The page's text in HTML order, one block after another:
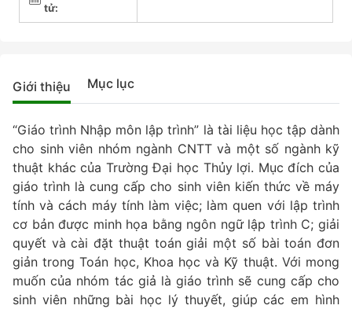
tử:
Giới thiệu Mục lục
“Giáo trình Nhập môn lập trình” là tài liệu học tập dành
cho sinh viên nhóm ngành CNTT và một số ngành kỹ
thuật khác của Trường Đại học Thủy lợi. Mục đích của
giáo trình là cung cấp cho sinh viên kiến thức về máy
tính và cách máy tính làm việc; làm quen với lập trình
cơ bản được minh họa bằng ngôn ngữ lập trình C; giải
quyết và cài đặt thuật toán giải một số bài toán đơn
giản trong Toán học, Khoa học và Kỹ thuật. Với mong
muốn của nhóm tác giả là giáo trình sẽ cung cấp cho
sinh viên những bài học lý thuyết, giúp các em hình